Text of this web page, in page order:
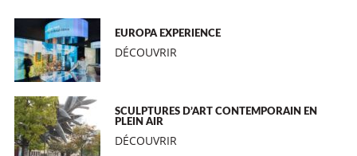
EUROPA EXPERIENCE
DÉCOUVRIR
SCULPTURES D’ART CONTEMPORAIN EN
PLEIN AIR
DÉCOUVRIR